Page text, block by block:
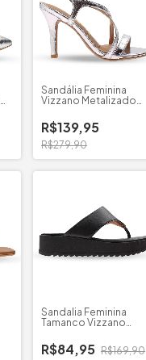
Sandália Feminina
Vizzano Metalizado
R$139,95
R$279,90
Sandalia Feminina
Tamanco Vizzano
R$84,95 R$169,90